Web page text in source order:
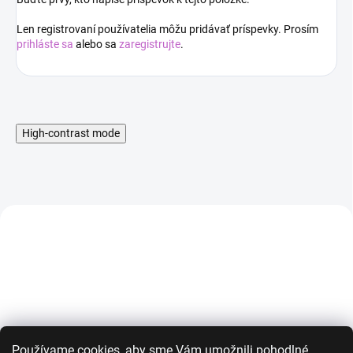
Používame cookies, aby sme Vám umožnili pohodlné
Len registrovaní používatelia môžu pridávať príspevky. Prosím
prihláste sa alebo sa zaregistrujte.
High-contrast mode